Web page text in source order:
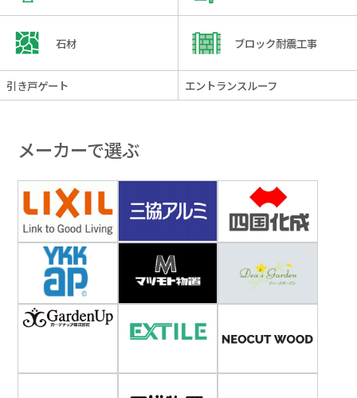
石材 ブロック耐震工事
引き戸ゲート エントランスルーフ
メーカーで選ぶ